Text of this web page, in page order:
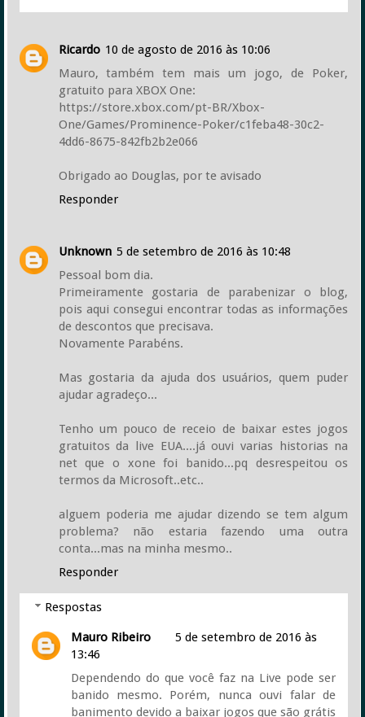
Ricardo 10 de agosto de 2016 às 10:06
Mauro, também tem mais um jogo, de Poker,
gratuito para XBOX One:
https://store.xbox.com/pt-BR/Xbox-
One/Games/Prominence-Poker/c1feba48-30c2-
4dd6-8675-842fb2b2e066
Obrigado ao Douglas, por te avisado
Responder
Unknown 5 de setembro de 2016 às 10:48
Pessoal bom dia.
Primeiramente gostaria de parabenizar o blog,
pois aqui consegui encontrar todas as informações
de descontos que precisava.
Novamente Parabéns.
Mas gostaria da ajuda dos usuários, quem puder
ajudar agradeço...
Tenho um pouco de receio de baixar estes jogos
gratuitos da live EUA....já ouvi varias historias na
net que o xone foi banido...pq desrespeitou os
termos da Microsoft..etc..
alguem poderia me ajudar dizendo se tem algum
problema? não estaria fazendo uma outra
conta...mas na minha mesmo..
Responder
Respostas
Mauro Ribeiro
5 de setembro de 2016 às
13:46
Dependendo do que você faz na Live pode ser
banido mesmo. Porém, nunca ouvi falar de
banimento devido a baixar jogos que são grátis